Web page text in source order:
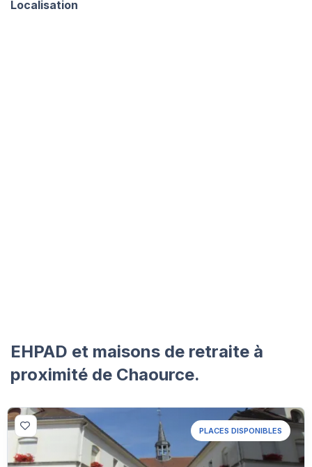
Localisation
EHPAD et maisons de retraite à
proximité de Chaource.
PLACES DISPONIBLES